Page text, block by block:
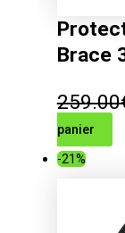
Brace
259.00
panier
-21%